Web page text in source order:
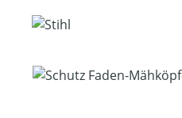
Bildergalerie überspringen